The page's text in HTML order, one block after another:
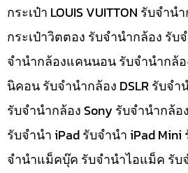
กระเป๋า LOUIS VUITTON รับจำ
กระเป๋าวิตตอง รับจำนำกล้อง รับ
จำนำกล้องแคนนอน รับจำนำกล้อ
นิคอน รับจำนำกล้อง DSLR รับจ
รับจำนำกล้อง Sony รับจำนำกล้
รับจำนำ iPad รับจำนำ iPad Mini
จำนำแม็คบุ๊ค รับจำนำไอแม็ค รับ